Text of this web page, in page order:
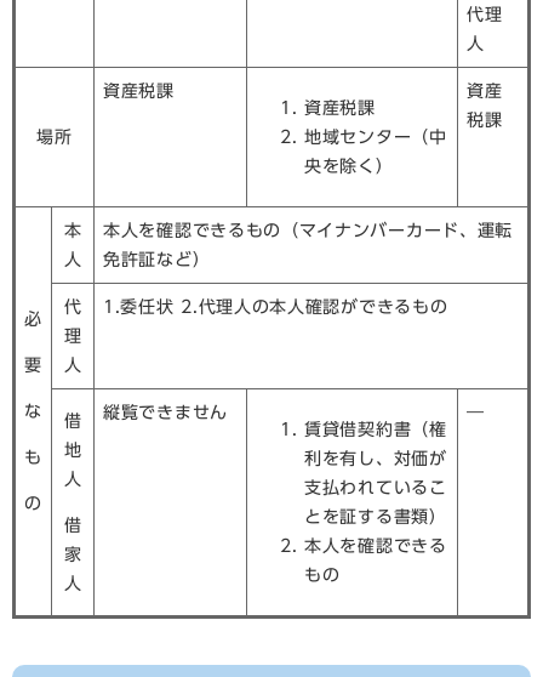
代理
人
場所
資産税課
資産税課
地域センター（中
央を除く）
資産
税課
必
要
な
も
の
本
人
本人を確認できるもの（マイナンバーカード、運転
免許証など）
代
理
人
1.委任状 2.代理人の本人確認ができるもの
借
地
人
借
家
人
縦覧できません
賃貸借契約書（権
利を有し、対価が
支払われているこ
とを証する書類）
本人を確認できる
もの
―